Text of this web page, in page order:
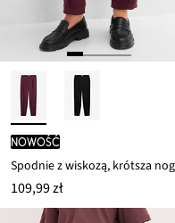
nowość
109,99 zł